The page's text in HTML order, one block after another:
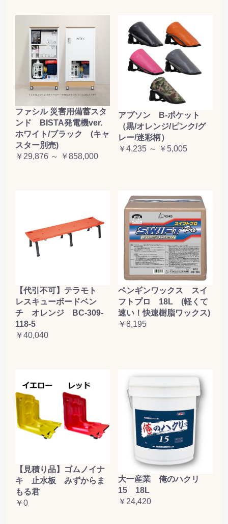
ファシル 災害用備蓄スタ
ンド BISTA発電機ver.
ホワイト/ブラック (キャ
スター別売)
￥29,876 ～ ￥858,000
アプソン B-ポケット
（黒/オレンジ/ピンク/グ
レー/迷彩柄）
￥4,235 ～ ￥5,005
【代引不可】テラモト
レスキューボードベン
チ オレンジ BC-309-
118-5
￥40,040
ペンギンワックス スイ
フトプロ 18L (軽くて
速い！快速樹脂ワックス)
￥8,195
【見積り品】ゴムノイナ
キ 止水板 みずからま
もる君
￥0
大一産業 俺のハクリ
15 18L
￥24,420